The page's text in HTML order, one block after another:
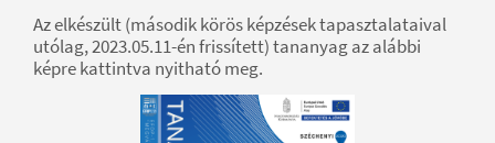
Az elkészült (második körös képzések tapasztalataival
utólag, 2023.05.11-én frissített) tananyag az alábbi
képre kattintva nyitható meg.